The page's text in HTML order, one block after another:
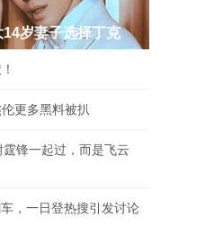
岁妻子选择丁克
更多黑料被扒
锋一起过，而是飞云
，一日登热搜引发讨论